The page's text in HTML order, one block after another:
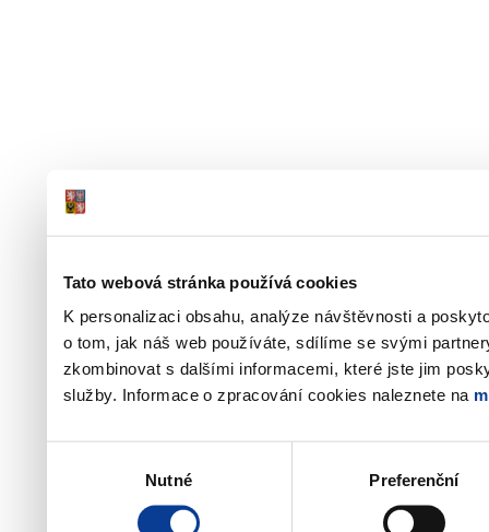
Tato webová stránka používá cookies
K personalizaci obsahu, analýze návštěvnosti a
o tom, jak náš web používáte, sdílíme se svými
zkombinovat s dalšími informacemi, které jste jim
služby. Informace o zpracování cookies naleznete na
Nutné Preferenční